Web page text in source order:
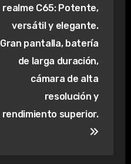
realme C65: Potente,
versátil y elegante.
Gran pantalla, batería
de larga duración,
cámara de alta
resolución y
rendimiento superior.